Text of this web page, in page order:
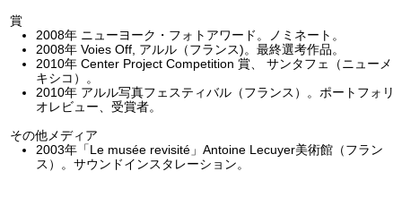
賞
2008年 ニューヨーク・フォトアワード。ノミネート。
2008年 Voies Off, アルル（フランス)。最終選考作品。
2010年 Center Project Competition 賞、 サンタフェ（ニューメ
キシコ）。
2010年 アルル写真フェスティバル（フランス）。ポートフォリ
オレビュー、受賞者。
その他メディア
2003年「Le musée revisité」Antoine Lecuyer美術館（フラン
ス）。サウンドインスタレーション。